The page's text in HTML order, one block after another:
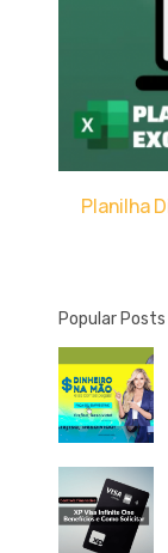
Planilha
Popular Posts